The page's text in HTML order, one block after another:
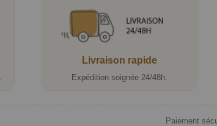
Livraison rapide
Expédition soignée 24/48h.
Paiement